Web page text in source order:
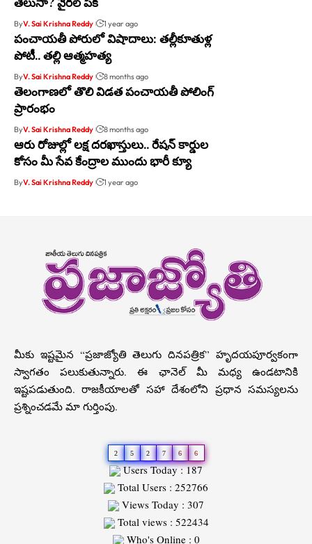
ByV. Sai Krishna Reddy 1 year ago
పంచాయతీ పోరులో విషాదాలు: తల్లీకూతుళ్ల
పోటీ.. తల్లి ఆత్మహత్య
ByV. Sai Krishna Reddy 8 months ago
తెలంగాణలో తొలి విడత పంచాయతీ పోలింగ్
ప్రారంభం
ByV. Sai Krishna Reddy 8 months ago
ఆరు రోజుల్లో లక్ష దరఖాస్తులు.. రేషన్ కార్డుల
కోసం మీ సేవ కేంద్రాల ముందు భారీ క్యూ
ByV. Sai Krishna Reddy 1 year ago
మీకు ఇష్టమైన “ప్రజాజ్యోతి తెలుగు దినపత్రిక” హృదయపూర్వకంగా
స్వాగతం పలుకుతున్నారు. ఈ ఛానెల్ మీ మధ్య ఉండటానికి
ఇష్టపడుతుంది. రాజకీయాలతో సహా దేశంలోని ప్రధాన సమస్యలను
ప్రశ్నించడమే మా గుర్తింపు.
2 5 2 7 6 6
Users Today : 187
Total Users : 252766
Views Today : 307
Total views : 522434
Who's Online : 0